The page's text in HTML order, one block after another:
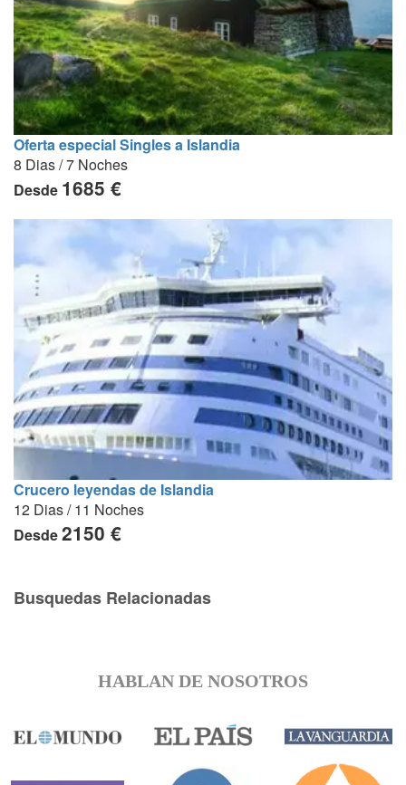
Oferta especial Singles a Islandia
8 Dias / 7 Noches
Desde 1685 €
Crucero leyendas de Islandia
12 Dias / 11 Noches
Desde2150 €
Busquedas Relacionadas
HABLAN DE NOSOTROS